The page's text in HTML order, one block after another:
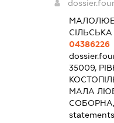
04386226
35009,
МАЛА